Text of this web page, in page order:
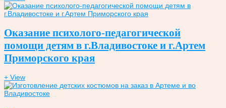
Оказание психолого-педагогической
помощи детям в г.Владивостоке и г.Артем
Приморского края
+ View